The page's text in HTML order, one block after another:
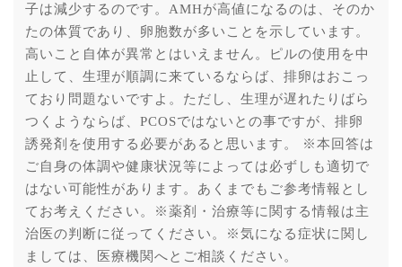
子は減少するのです。AMHが高値になるのは、そのか
たの体質であり、卵胞数が多いことを示しています。
高いこと自体が異常とはいえません。ピルの使用を中
止して、生理が順調に来ているならば、排卵はおこっ
ており問題ないですよ。ただし、生理が遅れたりばら
つくようならば、PCOSではないとの事ですが、排卵
誘発剤を使用する必要があると思います。 ※本回答は
ご自身の体調や健康状況等によっては必ずしも適切で
はない可能性があります。あくまでもご参考情報とし
てお考えください。※薬剤・治療等に関する情報は主
治医の判断に従ってください。※気になる症状に関し
ましては、医療機関へとご相談ください。